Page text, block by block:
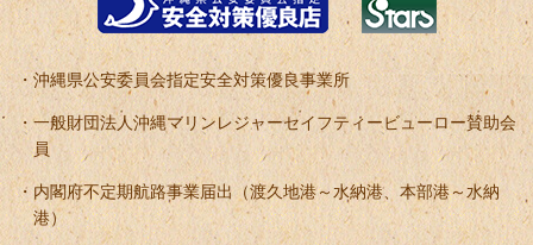
沖縄県公安委員会指定安全対策優良事業所
一般財団法人沖縄マリンレジャーセイフティービューロー賛助会
員
内閣府不定期航路事業届出（渡久地港～水納港、本部港～水納
港）